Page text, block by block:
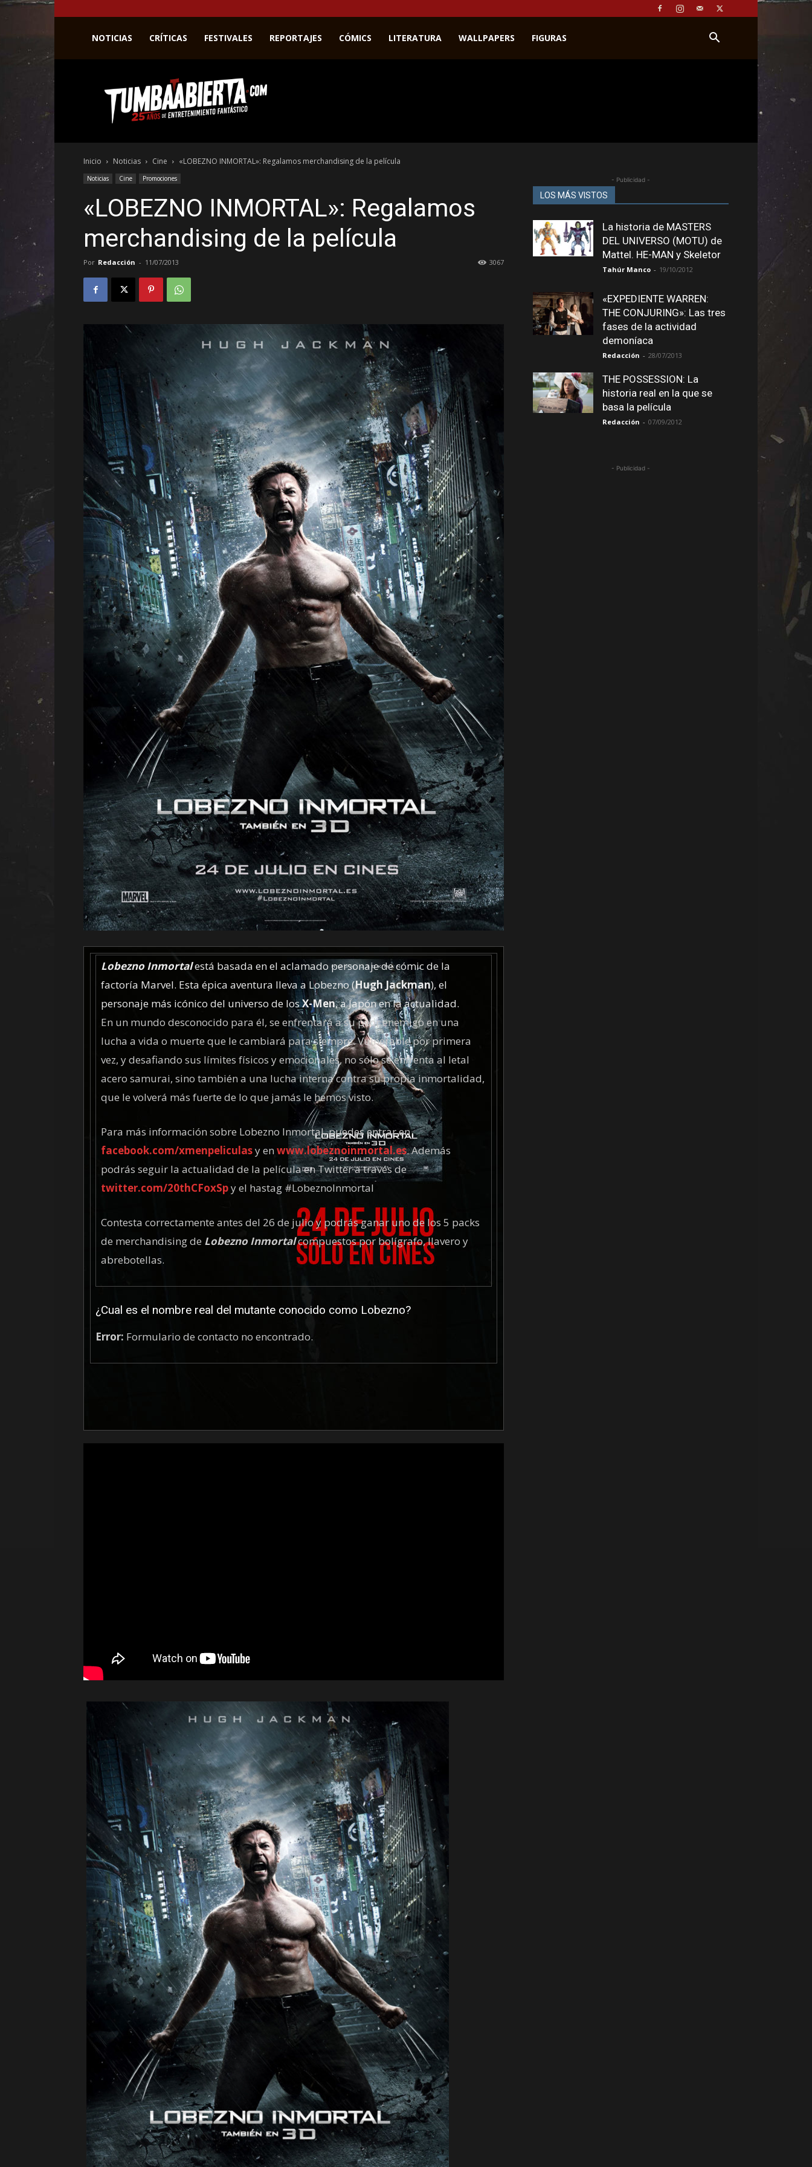
NOTICIAS CRÍTICAS FESTIVALES REPORTAJES CÓMICS LITERATURA WALLPAPERS FIGURAS
web
del
entretenimiento
el
género
Inicio Noticias Cine «LOBEZNO INMORTAL»: Regalamos merchandising de la película
Noticias Cine Promociones
«LOBEZNO INMORTAL»: Regalamos
merchandising de la película
Por Redacción - 11/07/2013 3067
Lobezno Inmortalestá basada en el aclamado personaje de cómic de la
factoría Marvel. Esta épica aventura lleva a Lobezno (Hugh Jackman), el
personaje más icónico del universo de losX-Men, a Japón en la actualidad.
En un mundo desconocido para él, se enfrentará a su peor enemigo en una
lucha a vida o muerte que le cambiará para siempre. Vulnerable por primera
vez, y desafiando sus límites físicos y emocionales, no sólo se enfrenta al letal
acero samurai, sino también a una lucha interna contra su propia inmortalidad,
que le volverá más fuerte de lo que jamás le hemos visto.
Para más información sobre Lobezno Inmortal, puedes entrar en
facebook.com/xmenpeliculasy enwww.lobeznoinmortal.es. Además
podrás seguir la actualidad de la película en Twitter a través de
twitter.com/20thCFoxSpy el hastag #LobeznoInmortal
Contesta correctamente antes del 26 de julio y podrás ganar uno de los 5 packs
de merchandising de Lobezno Inmortalcompuestos por bolígrafo, llavero y
abrebotellas.
¿Cual es el nombre real del mutante conocido como Lobezno?
Error: Formulario de contacto no encontrado.
- Publicidad -
LOS MÁS VISTOS
La historia de MASTERS
DEL UNIVERSO (MOTU) de
Mattel. HE-MAN y Skeletor
Tahúr Manco - 19/10/2012
«EXPEDIENTE WARREN:
THE CONJURING»: Las tres
fases de la actividad
demoníaca
Redacción - 28/07/2013
THE POSSESSION: La
historia real en la que se
basa la película
Redacción - 07/09/2012
- Publicidad -